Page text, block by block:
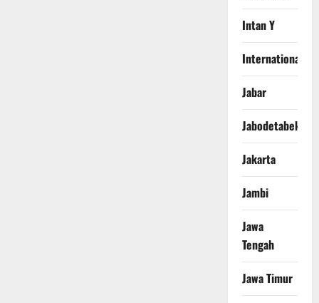
Intan Y
International
Jabar
Jabodetabek
Jakarta
Jambi
Jawa
Tengah
Jawa Timur